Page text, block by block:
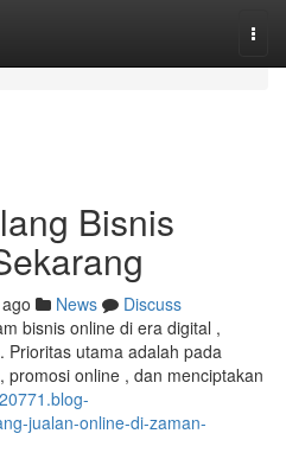
Bisnis
News
Discuss
bisnis online di era digital ,
Prioritas utama adalah pada
online , dan menciptakan
jualan-online-di-zaman-